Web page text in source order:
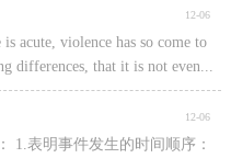
12-06
acute, violence has so come to
differences, that it is not even...
12-06
1.表明事件发生的时间顺序：